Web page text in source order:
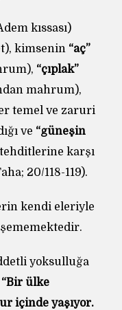
kıssası)
kimsenin “aç”
“çıplak”
mahrum),
temel ve zaruri
ve “güneşin
karşı
20/118-119).
kendi eleriyle
yoksulluğa
“Bir ülke
içinde yaşıyor.